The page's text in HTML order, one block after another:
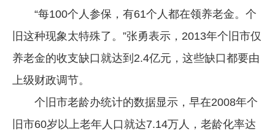
“每100个人参保，有61个人都在领养老金。个
旧这种现象太特殊了。”张勇表示，2013年个旧市仅
养老金的收支缺口就达到2.4亿元，这些缺口都要由
上级财政调节。
个旧市老龄办统计的数据显示，早在2008年个
旧市60岁以上老年人口就达7.14万人，老龄化率达